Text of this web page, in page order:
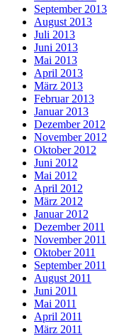
September 2013
August 2013
Juli 2013
Juni 2013
Mai 2013
April 2013
März 2013
Februar 2013
Januar 2013
Dezember 2012
November 2012
Oktober 2012
Juni 2012
Mai 2012
April 2012
März 2012
Januar 2012
Dezember 2011
November 2011
Oktober 2011
September 2011
August 2011
Juni 2011
Mai 2011
April 2011
März 2011